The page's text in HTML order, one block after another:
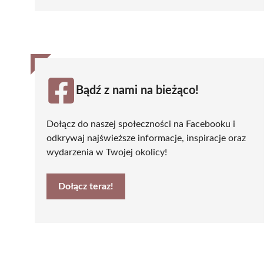
Bądź z nami na bieżąco!
Dołącz do naszej społeczności na Facebooku i
odkrywaj najświeższe informacje, inspiracje oraz
wydarzenia w Twojej okolicy!
Dołącz teraz!